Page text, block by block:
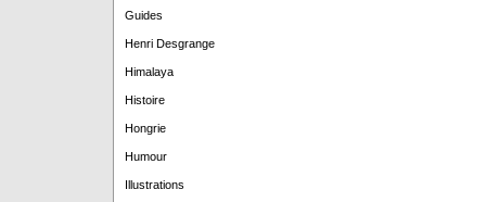
Guides
Henri Desgrange
Himalaya
Histoire
Hongrie
Humour
Illustrations